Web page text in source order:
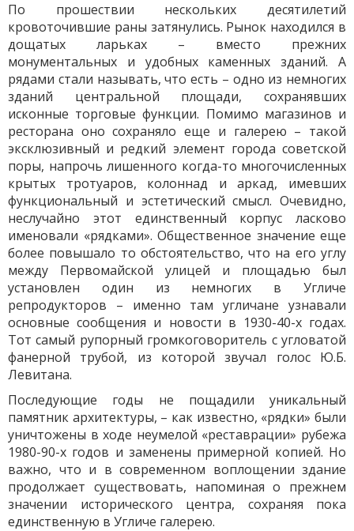
По прошествии нескольких десятилетий
кровоточившие раны затянулись. Рынок находился в
дощатых ларьках – вместо прежних
монументальных и удобных каменных зданий. А
рядами стали называть, что есть – одно из немногих
зданий центральной площади, сохранявших
исконные торговые функции. Помимо магазинов и
ресторана оно сохраняло еще и галерею – такой
эксклюзивный и редкий элемент города советской
поры, напрочь лишенного когда-то многочисленных
крытых тротуаров, колоннад и аркад, имевших
функциональный и эстетический смысл. Очевидно,
неслучайно этот единственный корпус ласково
именовали «рядками». Общественное значение еще
более повышало то обстоятельство, что на его углу
между Первомайской улицей и площадью был
установлен один из немногих в Угличе
репродукторов – именно там угличане узнавали
основные сообщения и новости в 1930-40-х годах.
Тот самый рупорный громкоговоритель с угловатой
фанерной трубой, из которой звучал голос Ю.Б.
Левитана.
Последующие годы не пощадили уникальный
памятник архитектуры, – как известно, «рядки» были
уничтожены в ходе неумелой «реставрации» рубежа
1980-90-х годов и заменены примерной копией. Но
важно, что и в современном воплощении здание
продолжает существовать, напоминая о прежнем
значении исторического центра, сохраняя пока
единственную в Угличе галерею.